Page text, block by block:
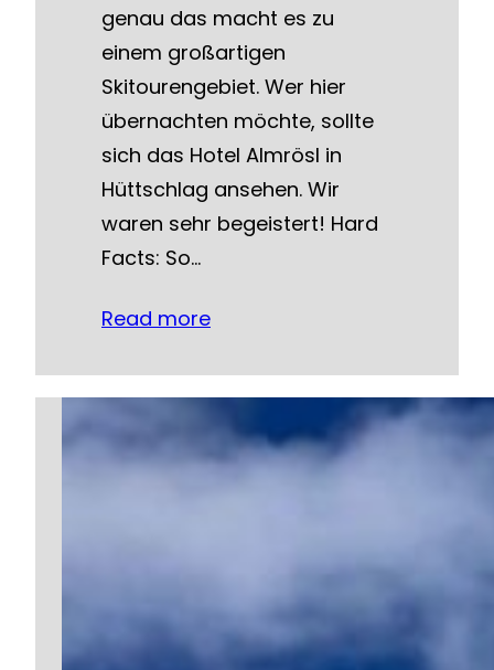
genau das macht es zu
einem großartigen
Skitourengebiet. Wer hier
übernachten möchte, sollte
sich das Hotel Almrösl in
Hüttschlag ansehen. Wir
waren sehr begeistert! Hard
Facts: So…
Read more